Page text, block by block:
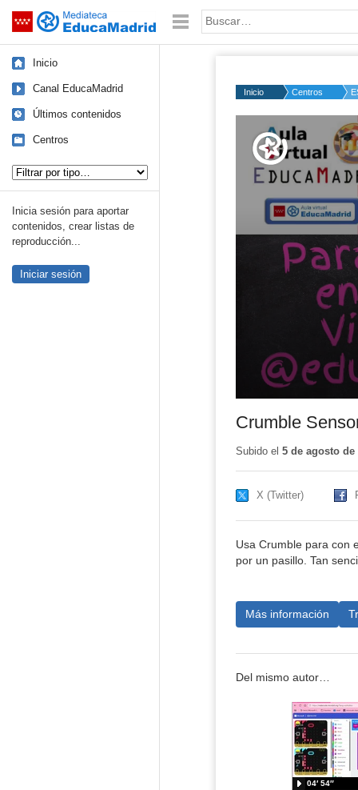
Saltar navegación Palabra o frase:
Inicio
Canal EducaMadrid
Últimos contenidos
Centros
Inicia sesión para aportar
contenidos, crear listas de
reproducción...
Iniciar sesión
Inicio Centros
50%
Crumble
Subido el 5 de agosto de
X (Twitter)
Usa Crumble para con
por un pasillo. Tan
Más información
Del mismo autor…
04′ 54″